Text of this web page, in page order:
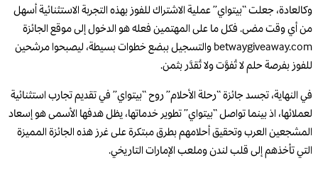
وكالعادة، جعلت “بيتواي” عملية الاشتراك للفوز بهذه التجربة الاستثنائية أسهل
من أي وقت مضى. فكل ما على المهتمين فعله هو الدخول إلى موقع الجائزة
betwaygiveaway.com والتسجيل ببضع خطوات بسيطة، ليصبحوا مرشحين
للفوز بفرصة حلم لا تُفوَّت ولا تُقدَّر بثمن.
في النهاية، تجسد جائزة “رحلة الأحلام” روح “بيتواي” في تقديم تجارب استثنائية
لعملائها، اذ بينما تواصل “بيتواي” تطوير خدماتها، يظل هدفها الأسمى هو إسعاد
المشجعين العرب وتحقيق أحلامهم بطرق مبتكرة على غرز هذه الجائزة المميزة
التي تأخذهم إلى قلب لندن وملعب الإمارات التاريخي.